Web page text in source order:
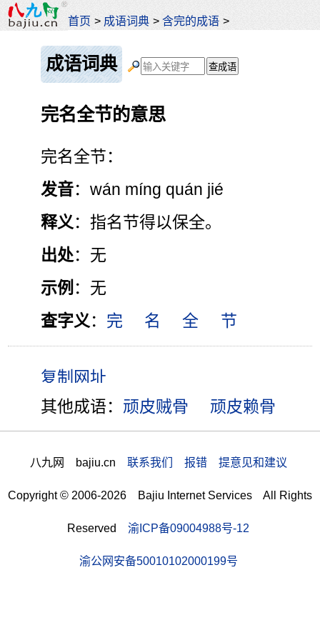
首页 > 成语词典 >含完的成语 >
成语词典
完名全节的意思
完名全节：
发音：wán míng quán jié
释义 ：指名节得以保全。
出处：无
示例 ：无
查字义 ： 完 名 全 节
其他成语： 顽皮贼骨 顽皮赖骨
八九网 bajiu.cn 联系我们 报错 提意见和建议
Copyright © 2006-2026 Bajiu Internet Services All Rights
Reserved 渝ICP备09004988号-12
渝公网安备50010102000199号